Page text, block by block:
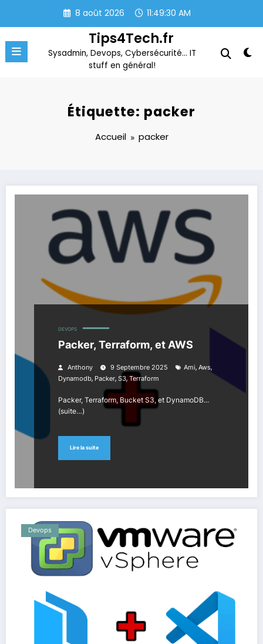
contenu
8 août 2026 11:49:31 AM
Tips4Tech.fr
Sysadmin, Devops, Cybersécurité… IT
stuff en général!
Étiquette: packer
Accueil packer
DEVOPS
Packer, Terraform, et AWS
Anthony 9 Septembre 2025 Ami, Aws,
Dynamodb, Packer, S3,Terraform
Packer, Terraform, Bucket S3, et DynamoDB...
(suite…)
Lire la suite
Devops